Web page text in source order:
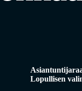
Lopullisen